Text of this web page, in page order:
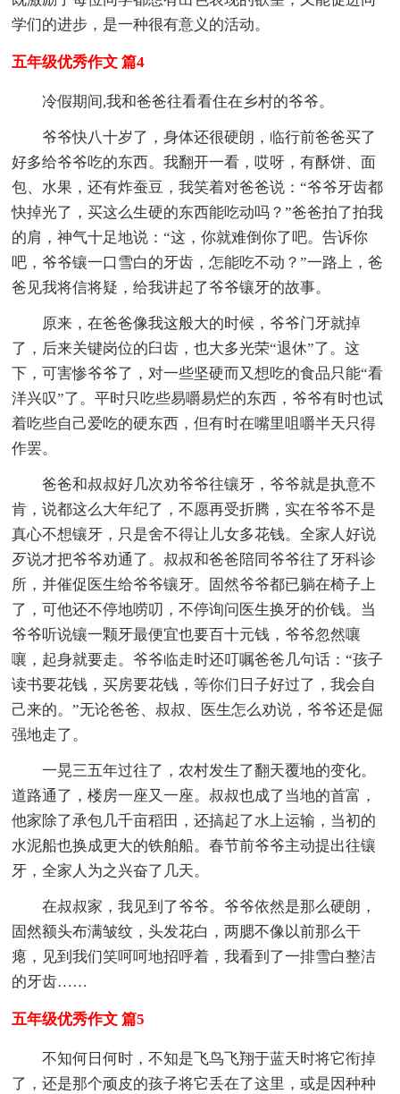
学们的进步，是一种很有意义的活动。
五年级优秀作文 篇4
冷假期间,我和爸爸往看看住在乡村的爷爷。
爷爷快八十岁了，身体还很硬朗，临行前爸爸买了
好多给爷爷吃的东西。我翻开一看，哎呀，有酥饼、面
包、水果，还有炸蚕豆，我笑着对爸爸说：“爷爷牙齿都
快掉光了，买这么生硬的东西能吃动吗？”爸爸拍了拍我
的肩，神气十足地说：“这，你就难倒你了吧。告诉你
吧，爷爷镶一口雪白的牙齿，怎能吃不动？”一路上，爸
爸见我将信将疑，给我讲起了爷爷镶牙的故事。
原来，在爸爸像我这般大的时候，爷爷门牙就掉
了，后来关键岗位的臼齿，也大多光荣“退休”了。这
下，可害惨爷爷了，对一些坚硬而又想吃的食品只能“看
洋兴叹”了。平时只吃些易嚼易烂的东西，爷爷有时也试
着吃些自己爱吃的硬东西，但有时在嘴里咀嚼半天只得
作罢。
爸爸和叔叔好几次劝爷爷往镶牙，爷爷就是执意不
肯，说都这么大年纪了，不愿再受折腾，实在爷爷不是
真心不想镶牙，只是舍不得让儿女多花钱。全家人好说
歹说才把爷爷劝通了。叔叔和爸爸陪同爷爷往了牙科诊
所，并催促医生给爷爷镶牙。固然爷爷都已躺在椅子上
了，可他还不停地唠叨，不停询问医生换牙的价钱。当
爷爷听说镶一颗牙最便宜也要百十元钱，爷爷忽然嚷
嚷，起身就要走。爷爷临走时还叮嘱爸爸几句话：“孩子
读书要花钱，买房要花钱，等你们日子好过了，我会自
己来的。”无论爸爸、叔叔、医生怎么劝说，爷爷还是倔
强地走了。
一晃三五年过往了，农村发生了翻天覆地的变化。
道路通了，楼房一座又一座。叔叔也成了当地的首富，
他家除了承包几千亩稻田，还搞起了水上运输，当初的
水泥船也换成更大的铁舶船。春节前爷爷主动提出往镶
牙，全家人为之兴奋了几天。
在叔叔家，我见到了爷爷。爷爷依然是那么硬朗，
固然额头布满皱纹，头发花白，两腮不像以前那么干
瘪，见到我们笑呵呵地招呼着，我看到了一排雪白整洁
的牙齿……
五年级优秀作文 篇5
不知何日何时，不知是飞鸟飞翔于蓝天时将它衔掉
了，还是那个顽皮的孩子将它丢在了这里，或是因种种